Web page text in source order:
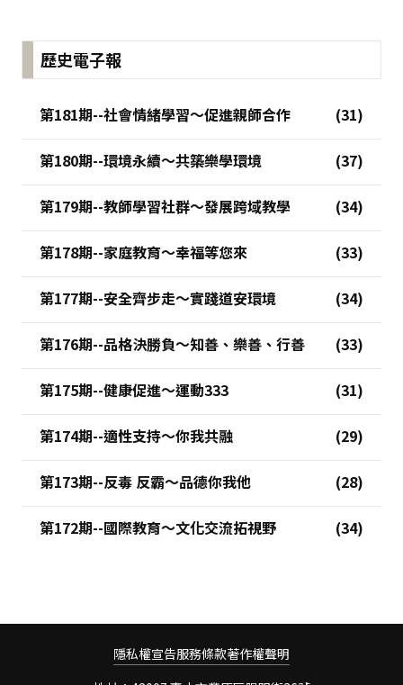
歷史電子報
第181期--社會情緒學習～促進親師合作
第180期--環境永續～共築樂學環境
第179期--教師學習社群～發展跨域教學
第178期--家庭教育～幸福等您來
第177期--安全齊步走～實踐道安環境
第176期--品格決勝負～知善、樂善、行善
第175期--健康促進～運動333
第174期--適性支持～你我共融
第173期--反毒 反霸～品德你我他
第172期--國際教育～文化交流拓視野
隱私權宣告服務條款著作權聲明